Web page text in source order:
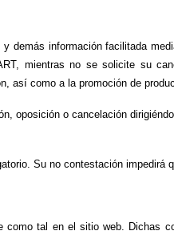
información facilitada
mientras no se solicite su
así como a la promoción de
oposición o cancelación
Su no contestación impedirá
tal en el sitio web. Dichas